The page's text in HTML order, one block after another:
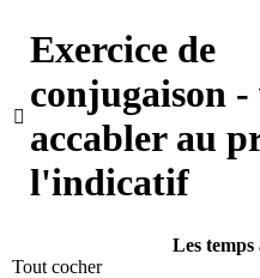

Exercice de
conjugaison -
accabler au
l'indicatif
Les
Tout cocher